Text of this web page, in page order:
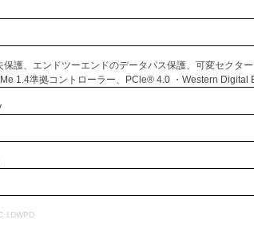
保護、エンドツーエンドのデータパス保護、可変セクタ
1.4準拠コントローラー、PCle® 4.0 ・Western Digital
1DWPD